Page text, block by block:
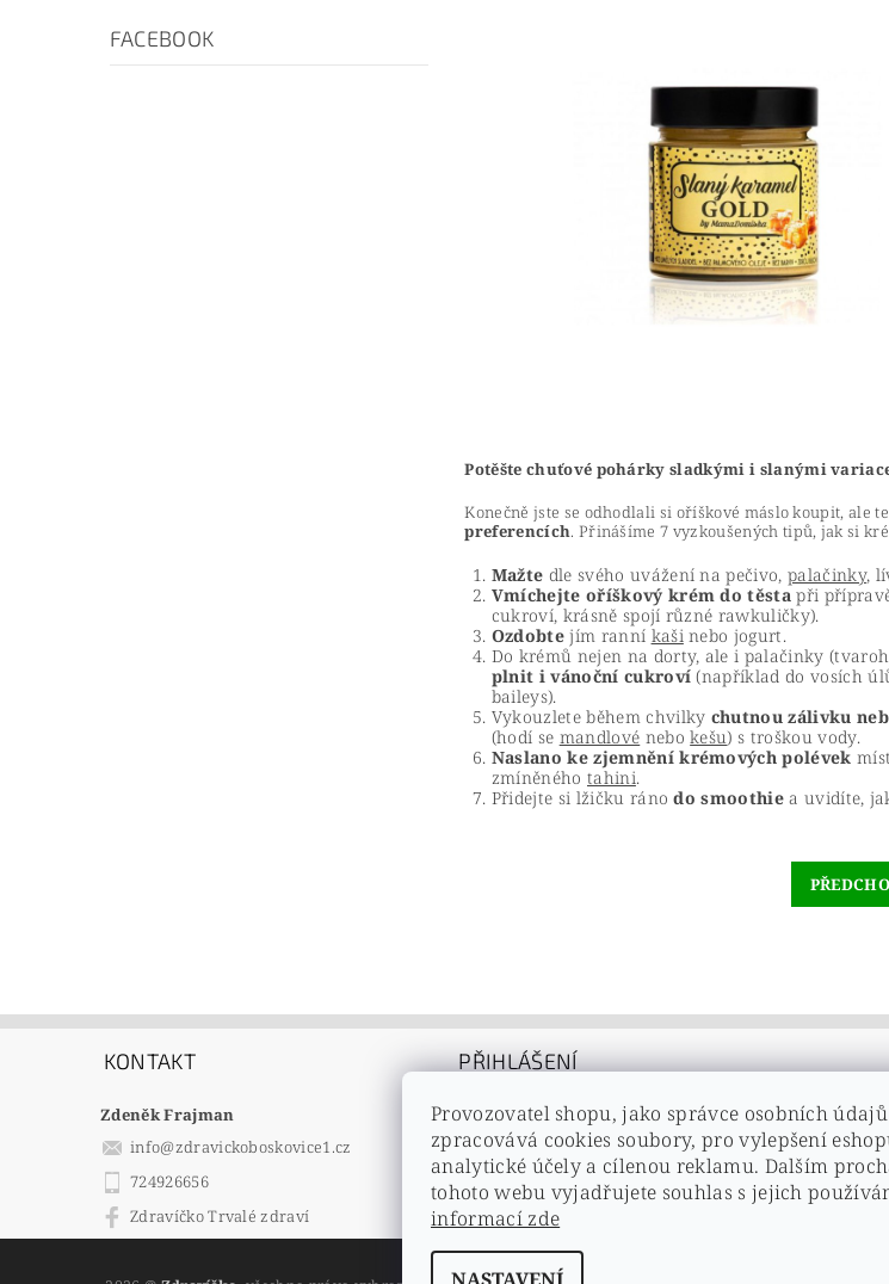
FACEBOOK
Potěšte chuťové pohárky sladkými i slanými
Konečně jste se odhodlali si oříškové máslo koupit, ale
preferencích. Přinášíme 7 vyzkoušených tipů, jak si
Mažte dle svého uvážení na pečivo,palačinky,
Vmíchejte oříškový krém do těsta při
cukroví, krásně spojí různé rawkuličky).
Ozdobte jím ranní kašinebo jogurt.
Do krémů nejen na dorty, ale i palačinky
plnit i vánoční cukroví (například do vosích
baileys).
Vykouzlete během chvilky chutnou zálivku
(hodí se mandlové nebokešu) s troškou vody.
Naslano ke zjemnění krémových polévek
zmíněného tahini.
Přidejte si lžičku ránodo smoothie a uvidíte,
KONTAKT
Zdeněk Frajman
info@zdravickoboskovice1.cz
724926656
Zdravíčko Trvalé zdraví
PŘIHLÁŠENÍ
E-mail
Heslo
Registrace
Zapomenuté heslo
Provozovatel shopu, jako správce osobních údajů
zpracovává cookies soubory, pro vylepšení
analytické účely a cílenou reklamu. Dalším
tohoto webu vyjadřujete souhlas s jejich
informací zde